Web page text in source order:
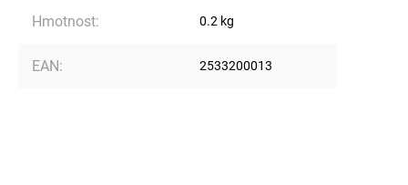
Hmotnost: 0.2 kg
EAN: 2533200013